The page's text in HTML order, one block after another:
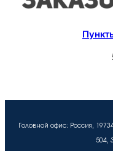
Головной офис: Россия,
504,